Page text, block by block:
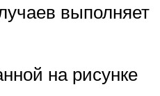
выполняет
на рисунке